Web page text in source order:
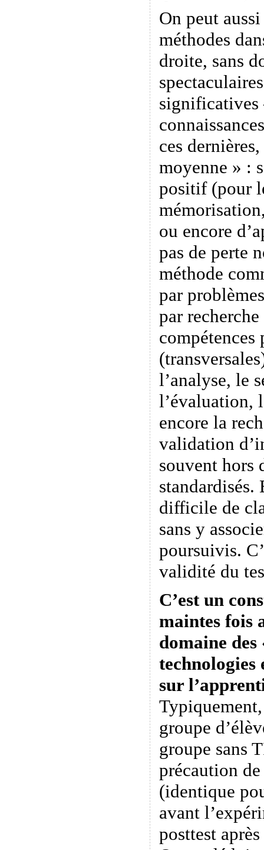
On peut
méthodes
droite, sans
significatives
ces
moyenne » :
positif (pour
ou encore
pas de perte
méthode
par
par
compétences
l’analyse, le
l’évaluation,
encore la
validation
souvent hors
standardisés.
difficile de
sans y
poursuivis.
validité du
C’est un
maintes fois
domaine des
technologies
sur
groupe
groupe sans
précaution
(identique
avant
posttest